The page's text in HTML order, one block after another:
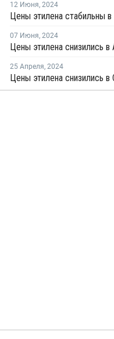
12 Июня, 2024
Цены этилена стабильны в
07 Июня, 2024
Цены этилена снизились в
25 Апреля, 2024